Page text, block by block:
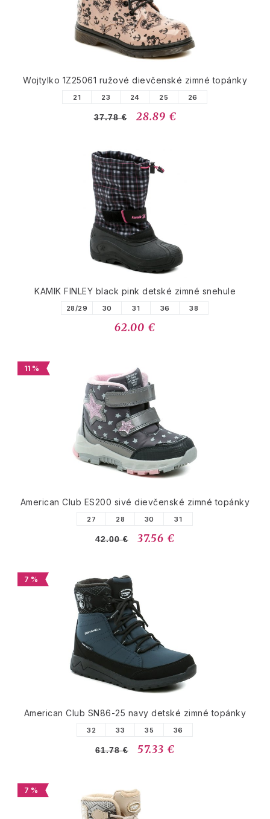
Wojtylko 1Z25061 ružové dievčenské zimné topánky
21 23 24 25 26
37.78 € 28.89 €
KAMIK FINLEY black pink detské zimné snehule
28/29 30 31 36 38
62.00 €
11 %
American Club ES200 sivé dievčenské zimné topánky
27 28 30 31
42.00 € 37.56 €
7 %
American Club SN86-25 navy detské zimné topánky
32 33 35 36
61.78 € 57.33 €
7 %